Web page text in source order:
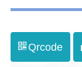
Qrcode